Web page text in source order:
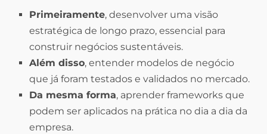
Primeiramente, desenvolver uma visão
estratégica de longo prazo, essencial para
construir negócios sustentáveis.
Além disso, entender modelos de negócio
que já foram testados e validados no mercado.
Da mesma forma, aprender frameworks que
podem ser aplicados na prática no dia a dia da
empresa.